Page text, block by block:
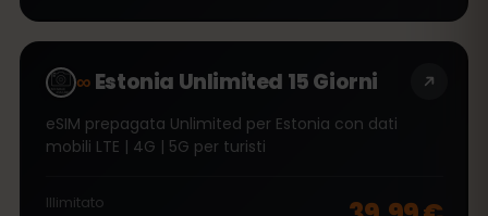
∞Estonia Unlimited 15 Giorni
eSIM prepagata Unlimited per Estonia con dati
mobili LTE | 4G | 5G per turisti
Illimitato